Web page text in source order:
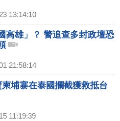
13:14:10
高雄」？ 警追查多封政壇恐
21:58:14
埔寨在泰國攔截獲救抵台
11:19:39